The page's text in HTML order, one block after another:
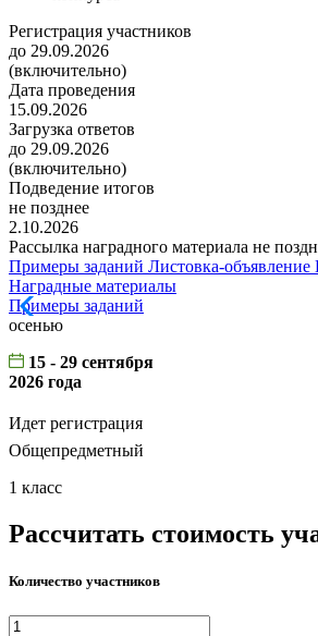
Регистрация участников
до 29.09.2026
(включительно)
Дата проведения
15.09.2026
Загрузка ответов
до 29.09.2026
(включительно)
Подведение итогов
не позднее
2.10.2026
Рассылка наградного материала не
Примеры заданий Листовка-объявление
Наградные материалы
Примеры заданий
осенью
15 - 29 сентября
2026 года
Идет регистрация
Общепредметный
1 класс
Рассчитать стоимость
Количество участников